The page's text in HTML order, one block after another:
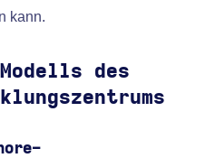
kann.
des